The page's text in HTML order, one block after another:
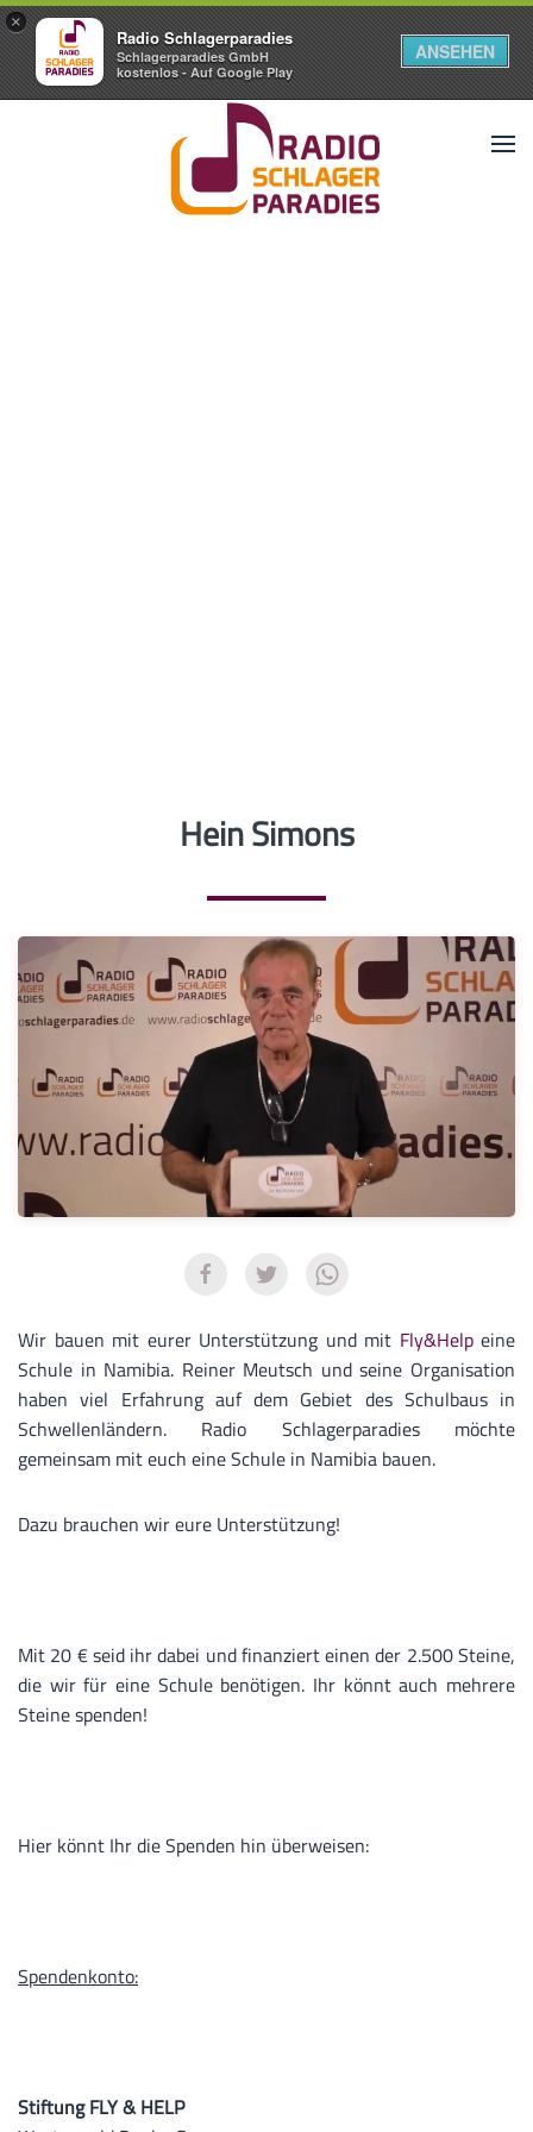
×
Radio Schlagerparadies
Schlagerparadies GmbH
kostenlos - Auf Google Play
ANSEHEN
Hein Simons
Wir bauen mit eurer Unterstützung und mit Fly&Helpeine
Schule in Namibia. Reiner Meutsch und seine Organisation
haben viel Erfahrung auf dem Gebiet des Schulbaus in
Schwellenländern. Radio Schlagerparadies möchte
gemeinsam mit euch eine Schule in Namibia bauen.
Dazu brauchen wir eure Unterstützung!
Mit 20 € seid ihr dabei und finanziert einen der 2.500 Steine,
die wir für eine Schule benötigen. Ihr könnt auch mehrere
Steine spenden!
Hier könnt Ihr die Spenden hin überweisen:
Spendenkonto:
Stiftung FLY & HELP